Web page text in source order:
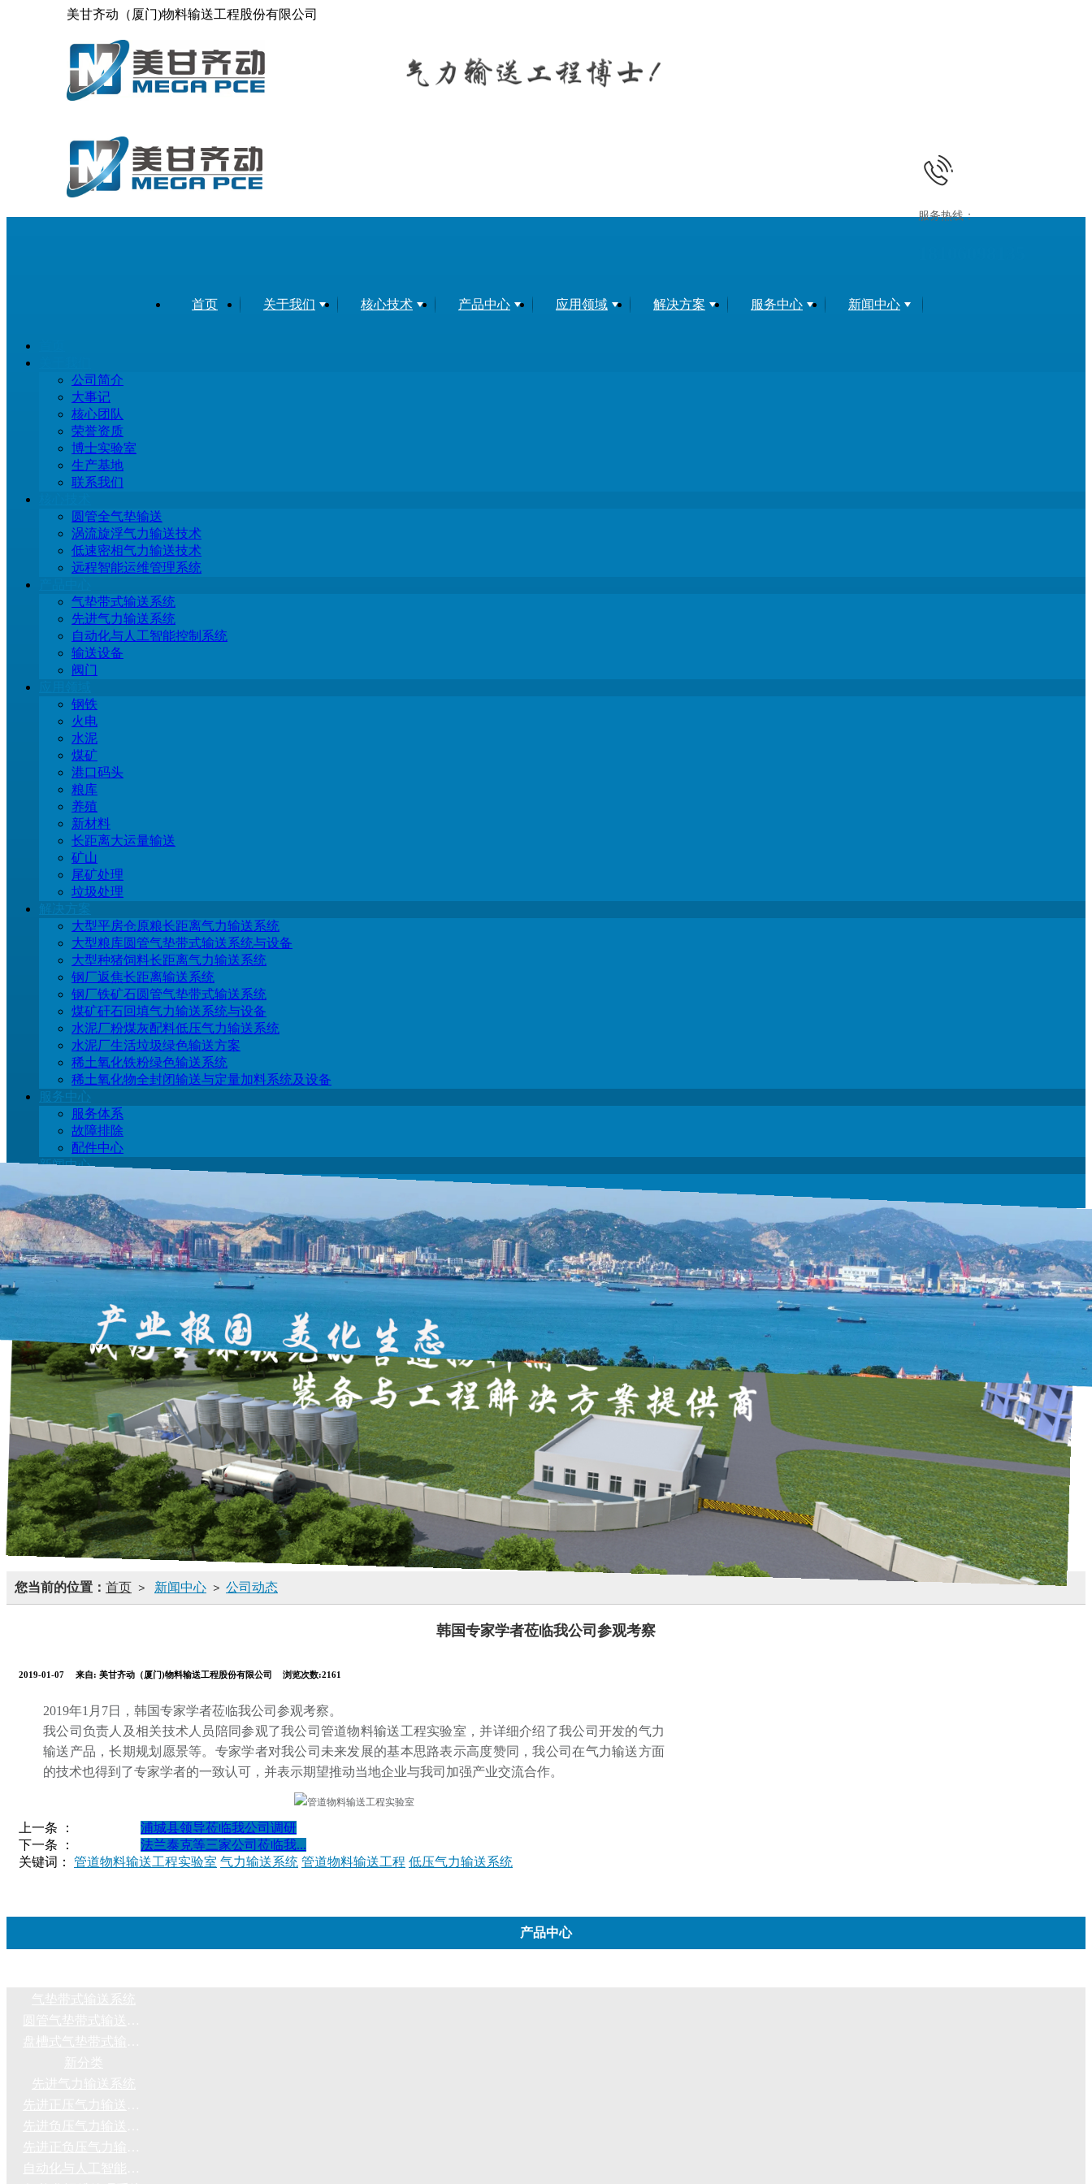
美甘齐动（厦门)物料输送工程股份有限公司
服务热线：
首页 关于我们 核心技术 产品中心 应用领域 解决方案 服务中心 新闻中心
公司简介
大事记
核心团队
荣誉资质
博士实验室
生产基地
联系我们
圆管全气垫输送
涡流旋浮气力输送技术
低速密相气力输送技术
远程智能运维管理系统
气垫带式输送系统
先进气力输送系统
自动化与人工智能控制系统
输送设备
阀门
钢铁
火电
水泥
煤矿
港口码头
粮库
养殖
新材料
长距离大运量输送
矿山
尾矿处理
垃圾处理
解决方案
大型平房仓原粮长距离气力输送系统
大型粮库圆管气垫带式输送系统与设备
大型种猪饲料长距离气力输送系统
钢厂返焦长距离输送系统
钢厂铁矿石圆管气垫带式输送系统
煤矿矸石回填气力输送系统与设备
水泥厂粉煤灰配料低压气力输送系统
水泥厂生活垃圾绿色输送方案
稀土氧化铁粉绿色输送系统
稀土氧化物全封闭输送与定量加料系统及设备
服务中心
服务体系
故障排除
配件中心
新闻中心
行业动态
您当前的位置： 首页 > 新闻中心 > 公司动态
韩国专家学者莅临我公司参观考察
2019-01-07 来自: 美甘齐动（厦门)物料输送工程股份有限公司 浏览次数:2161
2019年1月7日，韩国专家学者莅临我公司参观考察。
我公司负责人及相关技术人员陪同参观了我公司管道物料输送工程实验室，并详细介绍了我公司开发的气力
输送产品，长期规划愿景等。专家学者对我公司未来发展的基本思路表示高度赞同，我公司在气力输送方面
的技术也得到了专家学者的一致认可，并表示期望推动当地企业与我司加强产业交流合作。
上一条 ：
浦城县领导莅临我公司调研
下一条 ：
法兰泰克等三家公司莅临我...
关键词： 管道物料输送工程实验室 气力输送系统 管道物料输送工程 低压气力输送系统
产品中心